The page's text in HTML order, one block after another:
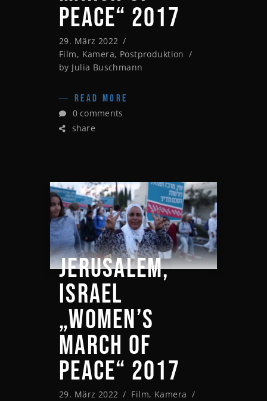
PEACE“ 2017
29. März 2022
Film, Kamera, Postproduktion
by Julia Buschmann
READ MORE
0 comments
share
JERUSALEM,
ISRAEL
„WOMEN’S
MARCH OF
PEACE“ 2017
29. März 2022 Film, Kamera